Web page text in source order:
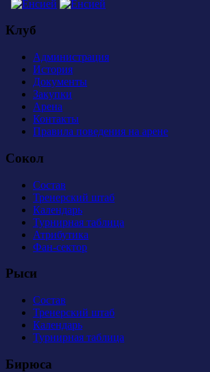
Клуб
Администрация
История
Документы
Закупки
Арена
Контакты
Правила поведения на арене
Сокол
Состав
Тренерский штаб
Календарь
Турнирная таблица
Атрибутика
Фан-сектор
Рыси
Состав
Тренерский штаб
Календарь
Турнирная таблица
Бирюса